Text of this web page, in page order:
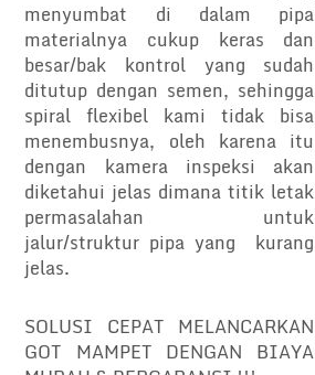
menyumbat di dalam pipa
materialnya cukup keras dan
besar/bak kontrol yang sudah
ditutup dengan semen, sehingga
spiral flexibel kami tidak bisa
menembusnya, oleh karena itu
dengan kamera inspeksi akan
diketahui jelas dimana titik letak
permasalahan untuk
jalur/struktur pipa yang kurang
jelas.
SOLUSI CEPAT MELANCARKAN
GOT MAMPET DENGAN BIAYA